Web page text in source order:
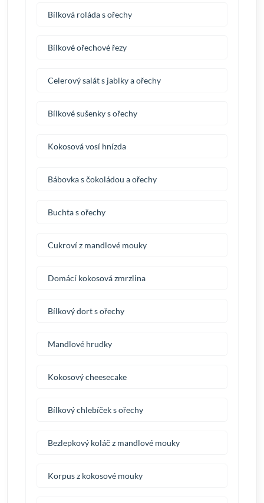
Bílková roláda s ořechy
Bílkové ořechové řezy
Celerový salát s jablky a ořechy
Bílkové sušenky s ořechy
Kokosová vosí hnízda
Bábovka s čokoládou a ořechy
Buchta s ořechy
Cukroví z mandlové mouky
Domácí kokosová zmrzlina
Bílkový dort s ořechy
Mandlové hrudky
Kokosový cheesecake
Bílkový chlebíček s ořechy
Bezlepkový koláč z mandlové mouky
Korpus z kokosové mouky